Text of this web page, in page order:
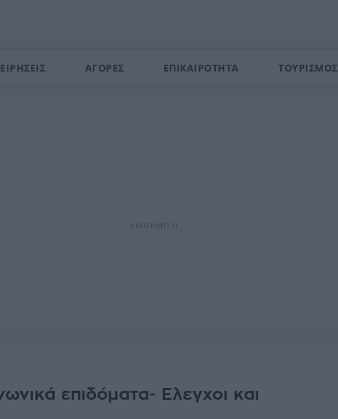
ΑΓΟΡΕΣ ΕΠΙΚΑΙΡΟΤΗΤΑ ΤΟΥΡΙΣΜΟΣ
επιδόματα- Ελεγχοι και